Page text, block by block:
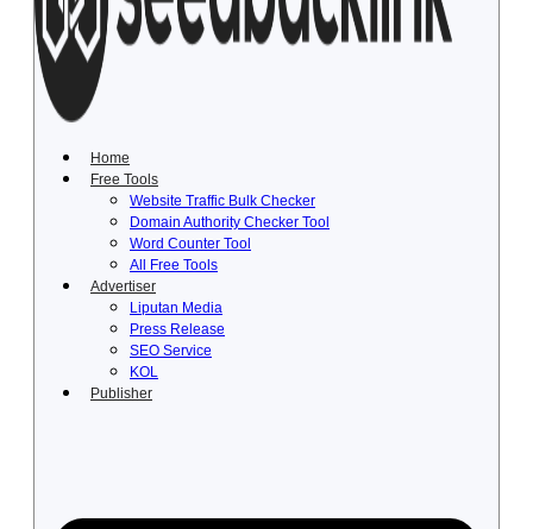
Lewati
konten
Home
Free Tools
Website Traffic Bulk Checker
Domain Authority Checker Tool
Word Counter Tool
All Free Tools
Advertiser
Liputan Media
Press Release
SEO Service
KOL
Publisher